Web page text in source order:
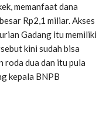
memanfaat dana
Rp2,1 miliar. Akses
Gadang itu memiliki
kini sudah bisa
roda dua dan itu pula
kepala BNPB